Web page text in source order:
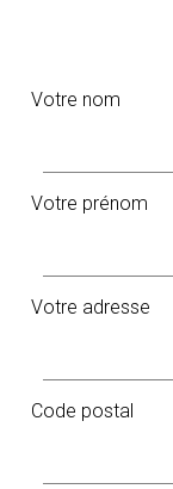
Votre nom
Votre prénom
Votre adresse
Code postal